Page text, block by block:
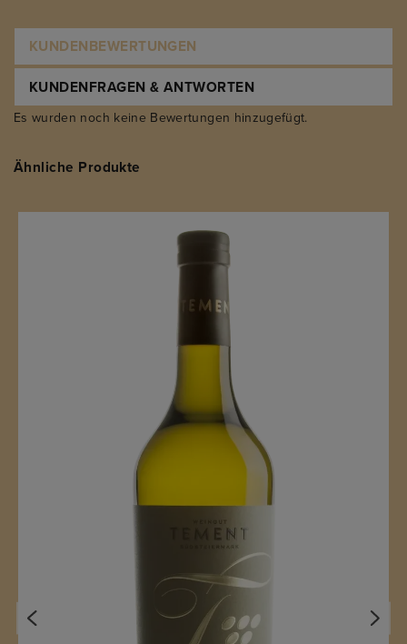
KUNDENBEWERTUNGEN
KUNDENFRAGEN & ANTWORTEN
Es wurden noch keine Bewertungen hinzugefügt.
Ähnliche Produkte